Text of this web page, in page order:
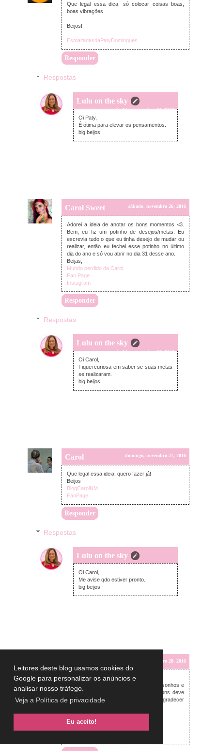
Leitores deste blog usamos cookies do
Google para personalizar os anúncios e
analisar nosso tráfego.
Veja a Política de privacidade
Eu aceito!
Que legal essa dica, só colocar coisas boas,
boas vibrações
Beijos!
EsmaltadasdaPatyDomingues
Responder
Respostas
Lulu on the sky
segunda-feira, novembro 28, 2016
Oi Paty,
É ótima para elevar os pensamentos.
big beijos
Carol Sweet sábado, novembro 26, 2016
Adorei a ideia de anotar os bons momentos <3.
Bem, eu fiz um potinho de desejos/metas. Eu
escrevia tudo o que eu tinha desejo de mudar ou
realizar, então eu fechei esse potinho no último
dia do ano e só vou abrir no dia 31 desse ano.
Beijas,
Mundo perdido da Carol
Fan Page
Instagram
Responder
Respostas
Lulu on the sky
segunda-feira, novembro 28, 2016
Oi Carol,
Fiquei curiosa em saber se suas metas
se realizaram.
big beijos
Carol domingo, novembro 27, 2016
Que legal essa ideia, quero fazer já!
Beijos
BlogCarolNM
FanPage
Responder
Respostas
Lulu on the sky
segunda-feira, novembro 28, 2016
Oi Carol,
Me avise qdo estiver pronto.
big beijos
segunda-feira, novembro 28, 2016
Lulu...que dica boa..
Gosto muito desses potes de desejos, sonhos e
etc...E esse para guardar momentos bons deve
ser perfeito, afinal a gente esquece de agradecer